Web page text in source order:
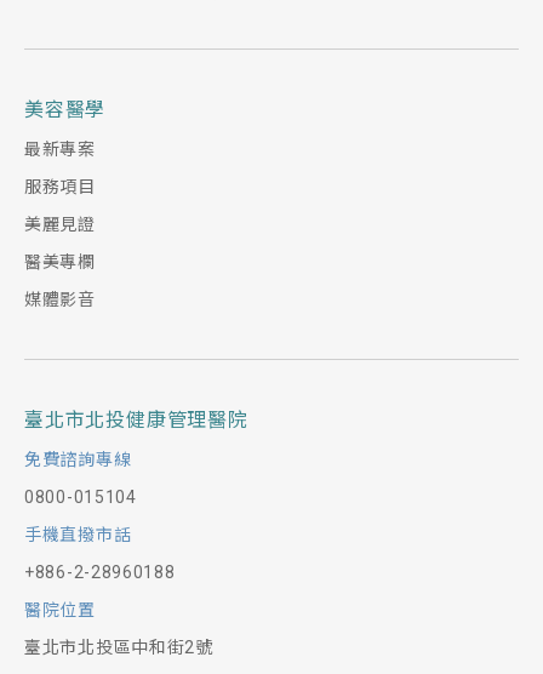
美容醫學
最新專案
服務項目
美麗見證
醫美專欄
媒體影音
臺北市北投健康管理醫院
免費諮詢專線
0800-015104
手機直撥市話
+886-2-28960188
醫院位置
臺北市北投區中和街2號